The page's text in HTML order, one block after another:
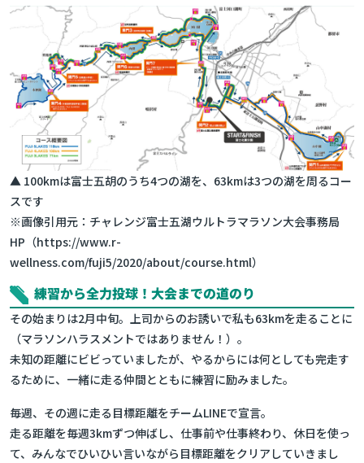
▲ 100kmは富士五胡のうち4つの湖を、63kmは3つの湖を周るコー
スです
※画像引用元：チャレンジ富士五湖ウルトラマラソン大会事務局
HP（https://www.r-
wellness.com/fuji5/2020/about/course.html）
練習から全力投球！大会までの道のり
その始まりは2月中旬。上司からのお誘いで私も63kmを走ることに
（マラソンハラスメントではありません！）。
未知の距離にビビっていましたが、やるからには何としても完走す
るために、一緒に走る仲間とともに練習に励みました。
毎週、その週に走る目標距離をチームLINEで宣言。
走る距離を毎週3kmずつ伸ばし、仕事前や仕事終わり、休日を使っ
て、みんなでひいひい言いながら目標距離をクリアしていきまし